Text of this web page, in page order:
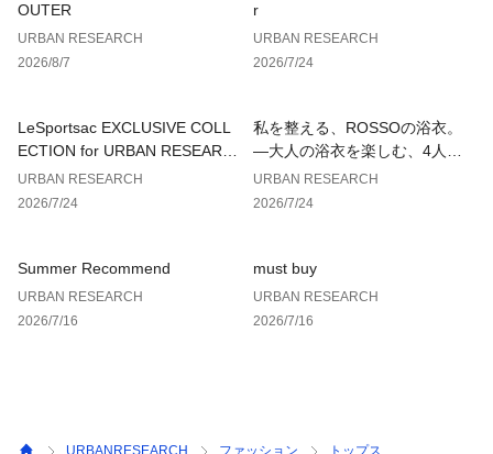
ポケット : なし
OUTER
URBAN RESEARCH
2026/8/7
r
URBAN RESEARCH
2026/7/24
LeSportsac EXCLUSIVE COLL
ECTION for URBAN RESEARC
H
URBAN RESEARCH
2026/7/24
私を整える、ROSSOの浴衣。
—大人の浴衣を楽しむ、4人のT
IPS—
URBAN RESEARCH
2026/7/24
Summer Recommend
URBAN RESEARCH
2026/7/16
must buy
URBAN RESEARCH
2026/7/16